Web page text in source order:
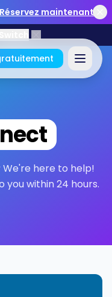
Réservez maintenant
pour toujours
We're here to help!
you within 24 hours.